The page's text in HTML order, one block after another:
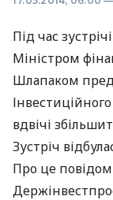
Під час
Міністром
Шлапаком
вдвічі
Зустріч
Про це